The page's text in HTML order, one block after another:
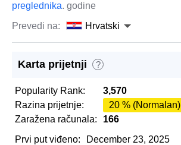
preglednika. godine
Prevedi na:
Hrvatski
Karta prijetnji ?
Popularity Rank:
3,570
Razina prijetnje:
20 % (Normalan)
Zaražena računala:
166
Prvi put viđeno:
December 23, 2025